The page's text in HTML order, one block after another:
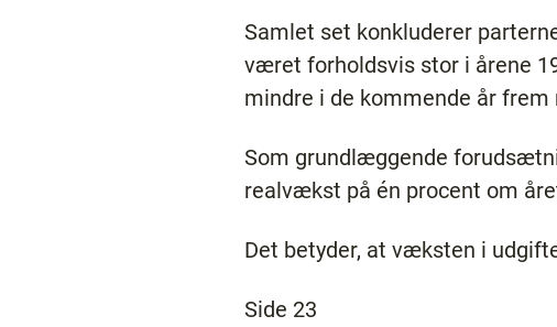
Samlet set konkluderer
været forholdsvis stor i årene
mindre i de kommende år frem
Som grundlæggende
realvækst på én procent om
Det betyder, at væksten i
Side 23